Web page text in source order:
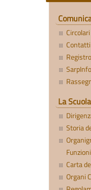
Circolari
Contatti
La Scuola
Storia
Carta
Organi